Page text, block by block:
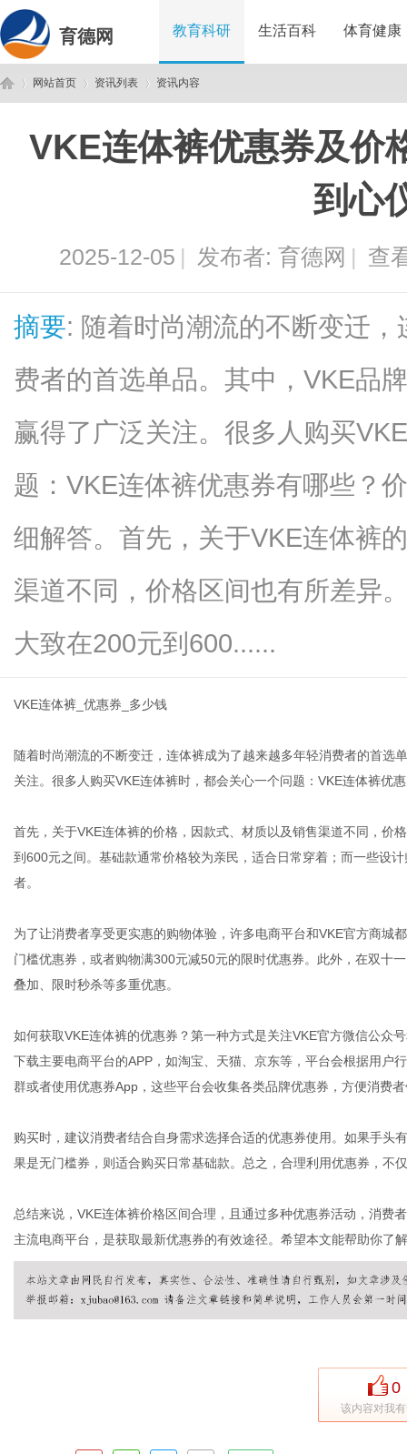
育德网 教育科研 生活百科 体育健康
网站首页
›
资讯列表 资讯内容
VKE连体裤优惠券及价
到心
2025-12-05 | 发布者: 育德网 | 查
摘要: 随着时尚潮流的不断变迁
费者的首选单品。其中，VKE品
赢得了广泛关注。很多人购买
题：VKE连体裤优惠券有哪些？
细解答。首先，关于VKE连体裤
渠道不同，价格区间也有所差异
大致在200元到600......
VKE连体裤_优惠券_多少钱
随着时尚潮流的不断变迁，连体裤成为了越来越多年轻消费者的首选
关注。很多人购买VKE连体裤时，都会关心一个问题：VKE连体裤优
首先，关于VKE连体裤的价格，因款式、材质以及销售渠道不同，价
到600元之间。基础款通常价格较为亲民，适合日常穿着；而一些设
者。
为了让消费者享受更实惠的购物体验，许多电商平台和VKE官方商城
门槛优惠券，或者购物满300元减50元的限时优惠券。此外，在双十
叠加、限时秒杀等多重优惠。
如何获取VKE连体裤的优惠券？第一种方式是关注VKE官方微信公众
下载主要电商平台的APP，如淘宝、天猫、京东等，平台会根据用户
群或者使用优惠券App，这些平台会收集各类品牌优惠券，方便消费
购买时，建议消费者结合自身需求选择合适的优惠券使用。如果手头
果是无门槛券，则适合购买日常基础款。总之，合理利用优惠券，不
总结来说，VKE连体裤价格区间合理，且通过多种优惠券活动，消费
主流电商平台，是获取最新优惠券的有效途径。希望本文能帮助你了
0
该内容对我